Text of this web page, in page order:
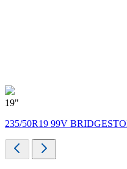
19"
235/50R19 99V